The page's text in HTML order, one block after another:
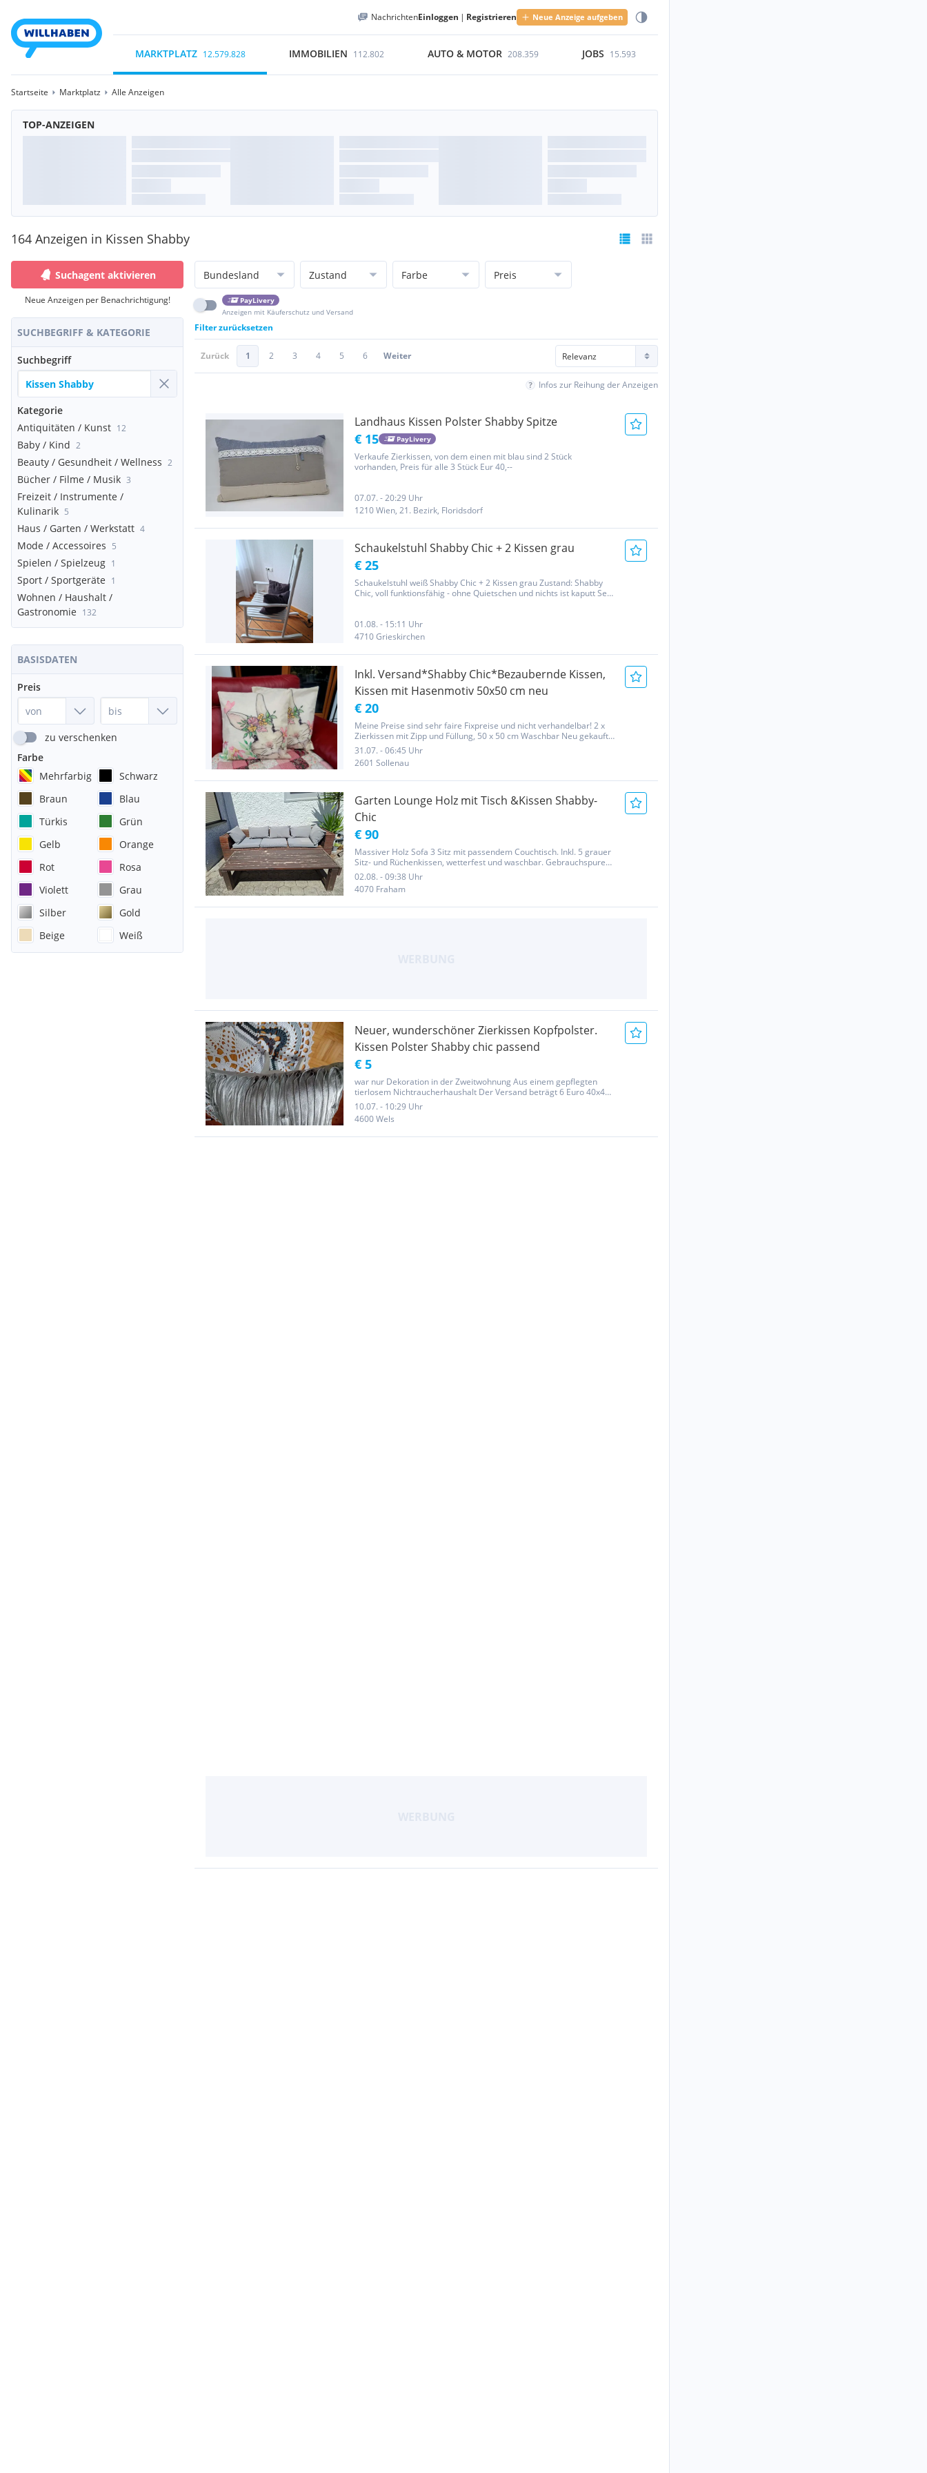
NachrichtenEinloggen | Registrieren Neue Anzeige aufgeben
MARKTPLATZ 12.579.828 IMMOBILIEN 112.802 AUTO & MOTOR 208.359 JOBS 15.593
Startseite Marktplatz Alle Anzeigen
TOP-ANZEIGEN
164 Anzeigen in Kissen Shabby
Suchagent aktivieren
Neue Anzeigen per Benachrichtigung!
SUCHBEGRIFF & KATEGORIE
Suchbegriff
Kategorie
Antiquitäten / Kunst 12
Baby / Kind 2
Beauty / Gesundheit / Wellness 2
Bücher / Filme / Musik 3
Freizeit / Instrumente /
Kulinarik 5
Haus / Garten / Werkstatt 4
Mode / Accessoires 5
Spielen / Spielzeug 1
Sport / Sportgeräte 1
Wohnen / Haushalt /
Gastronomie 132
BASISDATEN
Preis
zu verschenken
Farbe
Mehrfarbig
Schwarz
Braun
Blau
Türkis
Grün
Gelb
Orange
Rot
Rosa
Violett
Grau
Silber
Gold
Beige
Weiß
Bundesland Zustand Farbe Preis
PayLivery
Anzeigen mit Käuferschutz und Versand
Filter zurücksetzen
Zurück 1 2 3 4 5 6 Weiter
Infos zur Reihung der Anzeigen
Landhaus Kissen Polster Shabby Spitze
€ 15 PayLivery
Verkaufe Zierkissen, von dem einen mit blau sind 2 Stück
vorhanden, Preis für alle 3 Stück Eur 40,--
07.07. - 20:29 Uhr
1210 Wien, 21. Bezirk, Floridsdorf
Schaukelstuhl Shabby Chic + 2 Kissen grau
€ 25
Schaukelstuhl weiß Shabby Chic + 2 Kissen grau Zustand: Shabby
Chic, voll funktionsfähig - ohne Quietschen und nichts ist kaputt Set-
01.08. - 15:11 Uhr
4710 Grieskirchen
Inkl. Versand*Shabby Chic*Bezaubernde Kissen,
Kissen mit Hasenmotiv 50x50 cm neu
€ 20
Meine Preise sind sehr faire Fixpreise und nicht verhandelbar! 2 x
Zierkissen mit Zipp und Füllung, 50 x 50 cm Waschbar Neu gekauft
bei Bettenreiter Preis für beide zusammen inkl.Versand
31.07. - 06:45 Uhr
2601 Sollenau
Garten Lounge Holz mit Tisch &Kissen Shabby-
Chic
€ 90
Massiver Holz Sofa 3 Sitz mit passendem Couchtisch. Inkl. 5 grauer
Sitz- und Rüchenkissen, wetterfest und waschbar. Gebrauchspuren
vorhanden, aber voll stabil und gemütlich. Ideal für Terrasse,
Garten oder sonstige. Abholung in Fraham nur mit...
02.08. - 09:38 Uhr
4070 Fraham
Neuer, wunderschöner Zierkissen Kopfpolster.
Kissen Polster Shabby chic passend
€ 5
war nur Dekoration in der Zweitwohnung Aus einem gepflegten
tierlosem Nichtraucherhaushalt Der Versand beträgt 6 Euro 40x40
cm
10.07. - 10:29 Uhr
4600 Wels